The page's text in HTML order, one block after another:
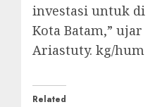
investasi untuk di
Kota Batam,” ujar
Ariastuty. kg/hum
Related